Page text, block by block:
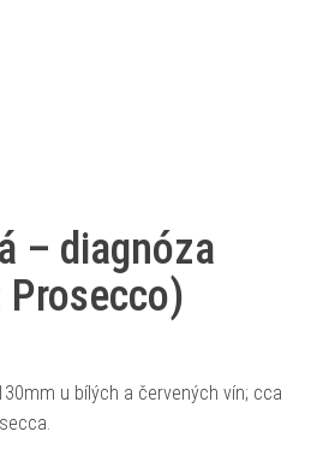
– diagnóza
u bílých a červených vín; cca